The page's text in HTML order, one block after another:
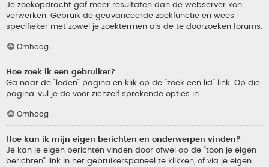
Je zoekopdracht gaf meer resultaten dan de webserver kon
verwerken. Gebruik de geavanceerde zoekfunctie en wees
specifieker met zowel je zoektermen als de te doorzoeken forums.
Omhoog
Hoe zoek ik een gebruiker?
Ga naar de "leden" pagina en klik op de "zoek een lid" link. Op die
pagina, vul je de voor zichzelf sprekende opties in.
Omhoog
Hoe kan ik mijn eigen berichten en onderwerpen vinden?
Je kan je eigen berichten vinden door ofwel op de "toon je eigen
berichten" link in het gebruikerspaneel te klikken, of via je eigen